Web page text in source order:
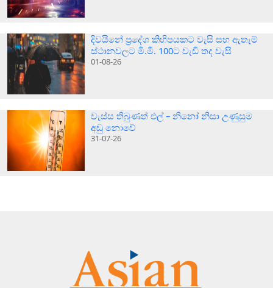
දිවයිනේ ප්‍රදේශ කිහිපයකට වැසි සහ ඇතැම්
ස්ථානවලට මි.මී. 100ට වැඩි තද වැසි
01-08-26
වැස්ස තිබුණත් එල් – නිනෝ නිසා උණුසුම
අඩු නොවේ
31-07-26